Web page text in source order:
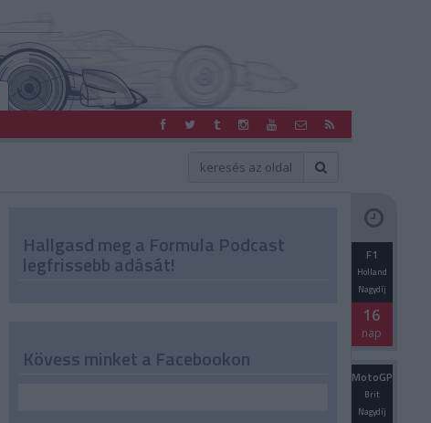
Hallgasd meg a Formula Podcast
legfrissebb adását! F1
Holland
Nagydíj
16
nap
MotoGP
Brit
Nagydíj
Kövess minket a Facebookon